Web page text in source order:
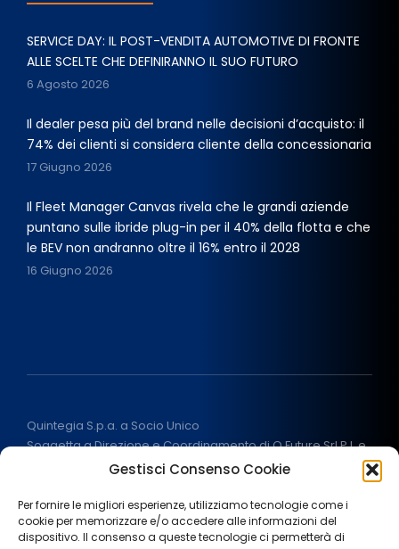
Gestisci Consenso Cookie
Per fornire le migliori esperienze, utilizziamo tecnologie come i
cookie per memorizzare e/o accedere alle informazioni del
dispositivo. Il consenso a queste tecnologie ci permetterà di
SERVICE DAY: IL POST-VENDITA AUTOMOTIVE DI FRONTE
ALLE SCELTE CHE DEFINIRANNO IL SUO FUTURO
6 Agosto 2026
Il dealer pesa più del brand nelle decisioni d’acquisto: il
74% dei clienti si considera cliente della concessionaria
17 Giugno 2026
Il Fleet Manager Canvas rivela che le grandi aziende
puntano sulle ibride plug-in per il 40% della flotta e che
le BEV non andranno oltre il 16% entro il 2028
16 Giugno 2026
Quintegia S.p.a. a Socio Unico
Soggetta a Direzione e Coordinamento di Q Future Srl P.I. e
C.F. 05507380268
ALL RIGHT RESERVED 2026